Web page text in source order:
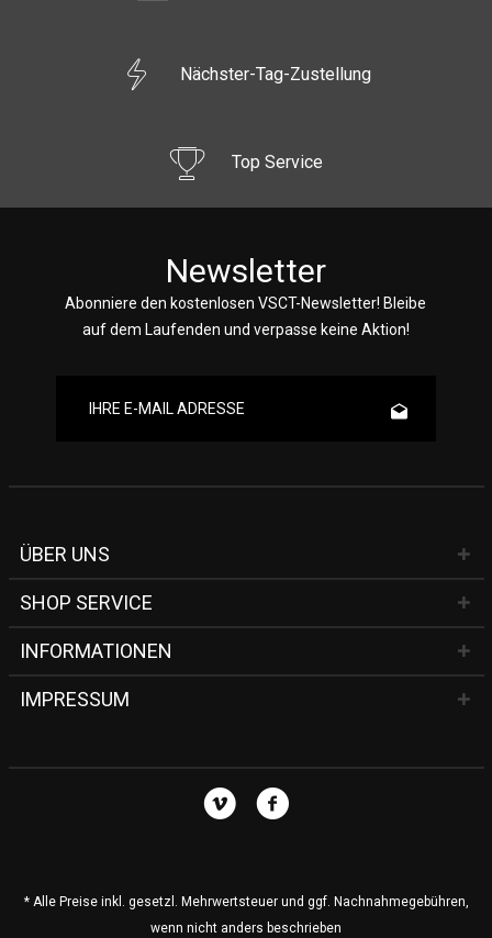
Nächster-Tag-Zustellung
Top Service
Newsletter
Abonniere den kostenlosen VSCT-Newsletter! Bleibe
auf dem Laufenden und verpasse keine Aktion!
ÜBER UNS
SHOP SERVICE
INFORMATIONEN
IMPRESSUM
* Alle Preise inkl. gesetzl. Mehrwertsteuer und ggf. Nachnahmegebühren,
wenn nicht anders beschrieben